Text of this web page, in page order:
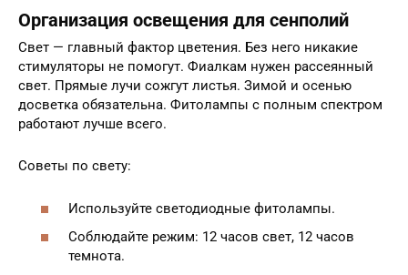
Организация освещения для сенполий
Свет — главный фактор цветения. Без него никакие
стимуляторы не помогут. Фиалкам нужен рассеянный
свет. Прямые лучи сожгут листья. Зимой и осенью
досветка обязательна. Фитолампы с полным спектром
работают лучше всего.
Советы по свету:
Используйте светодиодные фитолампы.
Соблюдайте режим: 12 часов свет, 12 часов
темнота.